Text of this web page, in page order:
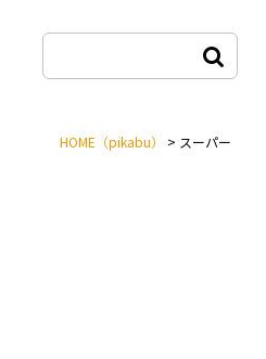
HOME （pikabu） > スーパー